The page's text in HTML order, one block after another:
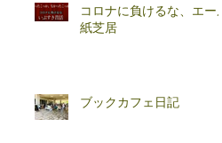
コロナに負けるな、エール
紙芝居
ブックカフェ日記